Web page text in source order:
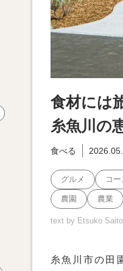
食材には
糸魚川の
食べる
グルメ コ
農園 農業
text by Etsuko Saito
糸魚川市の田